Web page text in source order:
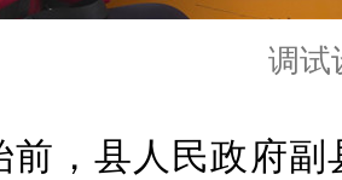
调试
前，县人民政府